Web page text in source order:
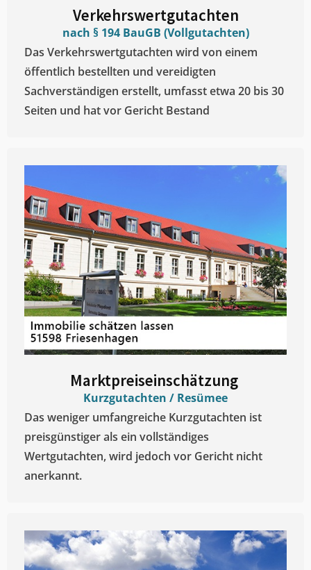
Verkehrswertgutachten
nach § 194 BauGB (Vollgutachten)
Das Verkehrswertgutachten wird von einem
öffentlich bestellten und vereidigten
Sachverständigen erstellt, umfasst etwa 20 bis 30
Seiten und hat vor Gericht Bestand
Marktpreiseinschätzung ​
Kurzgutachten / Resümee
Das weniger umfangreiche Kurzgutachten ist
preisgünstiger als ein vollständiges
Wertgutachten, wird jedoch vor Gericht nicht
anerkannt.